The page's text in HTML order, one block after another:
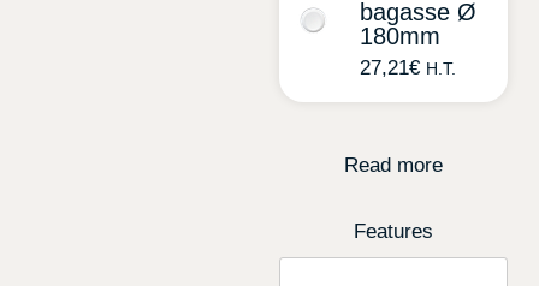
Read more
Features
bagasse Ø
180mm
27,21€ H.T.